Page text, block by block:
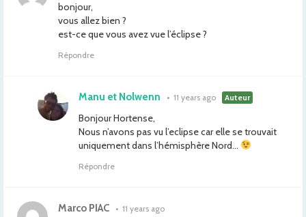
bonjour,
vous allez bien ?
est-ce que vous avez vue l’éclipse ?
Répondre
Manu et Nolwenn • 11 years ago Auteur
Bonjour Hortense,
Nous n’avons pas vu l’eclipse car elle se trouvait
uniquement dans l’hémisphère Nord…
Répondre
Marco PIAC • 11 years ago